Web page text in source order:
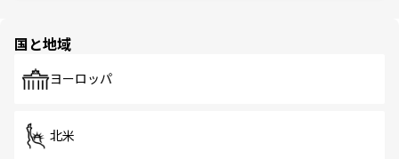
で、ホーカーズは地元の風情を楽しめる外せないスポット
国と地域
ヨーロッパ
北米